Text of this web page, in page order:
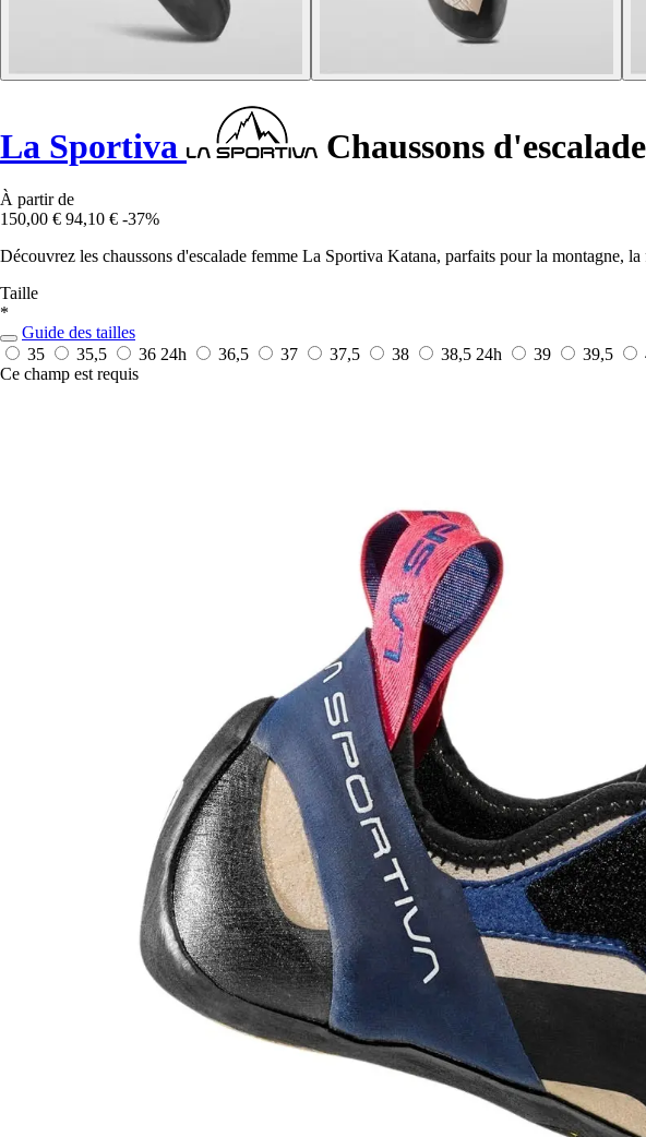
La Sportiva Chaussons
À partir de
150,00 € 94,10 € -37%
Découvrez les chaussons d'escalade femme La Sportiva Katana, parfaits pour la montagne,
Taille
*
Guide des tailles
35
35,5 36 24h 36,5 37 37,5 38 38,5 24h 39 39,5
Ce champ est requis